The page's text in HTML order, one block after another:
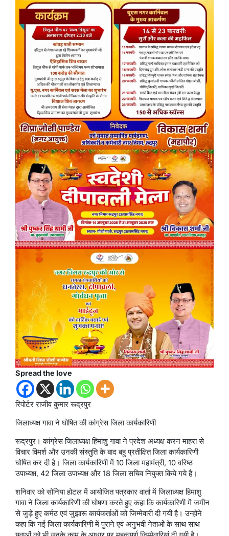
Spread the love
रिपोर्टर राजीव कुमार रूद्रपुर
जिलाध्यक्ष गावा ने घोषित की कांग्रेस जिला कार्यकारिणी
रूद्रपुर। कांग्रेस जिलाध्यक्ष हिमांशु गावा ने प्रदेश अध्यक्ष करन माहरा से
विचार विमर्श और उनकी संस्तुति के बाद बहु प्रतीक्षित जिला कार्यकारिणी
घोषित कर दी है। जिला कार्यकारिणी में 10 जिला महामंत्री, 10 वरिष्ठ
उपाध्यक्ष, 42 जिला उपाध्यक्ष और 18 जिला सचिव नियुक्त किये गये है।
शनिवार को सोनिया होटल में आयोजित पत्रकार वार्ता में जिलाध्यक्ष हिमाशु
गावा ने जिला कार्यकारिणी की घोषणा करते हुए कहा कि कार्यकारिणी में जमीन
से जुड़े हुए कर्मठ एवं जुझारू कार्यकर्ताओं को जिम्मेवारी दी गयी है। उन्होंने
कहा कि नई जिला कार्यकारिणी में पुराने एवं अनुभवी नेताओं के साथ साथ